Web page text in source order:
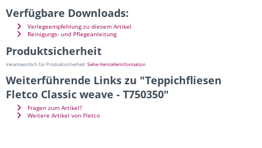
Verfügbare Downloads:
Verlegeempfehlung zu diesem Artikel
Reinigungs- und Pflegeanleitung
Produktsicherheit
Verantwortlich für Produktsicherheit:Siehe Herstellerinformation
Weiterführende Links zu "Teppichfliesen
Fletco Classic weave - T750350"
Fragen zum Artikel?
Weitere Artikel von Fletco